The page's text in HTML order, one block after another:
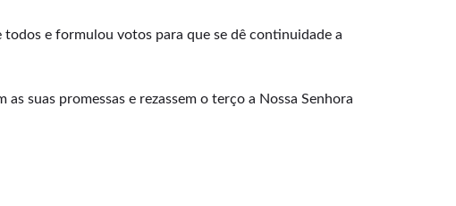
todos e formulou votos para que se dê continuidade a
suas promessas e rezassem o terço a Nossa Senhora